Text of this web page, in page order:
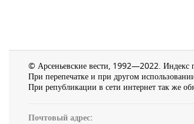
© Арсеньевские вести, 1992—2022. Индекс
При перепечатке и при другом
При републикации в сети интернет так же
Почтовый адрес: